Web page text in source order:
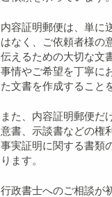
内容証明郵便は、単に
はなく、ご依頼者様の
伝えるための大切な文
事情やご希望を丁寧に
た文書を作成すること
また、内容証明郵便だ
意書、示談書などの権
事実証明に関する書類
ります。
行政書士へのご相談が